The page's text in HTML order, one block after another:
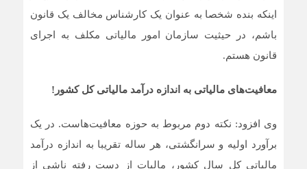
اینکه بنده شخصا به عنوان یک کارشناس مخالف یک قانون
باشم، در حیثیت سازمان امور مالیاتی مکلف به اجرای
قانون هستم.
معافیت‌های مالیاتی به اندازه درآمد مالیاتی کل کشور!
وی افزود: نکته دوم مربوط به حوزه معافیت‌هاست. در یک
برآورد اولیه و سرانگشتی، هر ساله تقریبا به اندازه‌ درآمد
مالیاتی کل سال کشور، مالیات از دست رفته ناشی از